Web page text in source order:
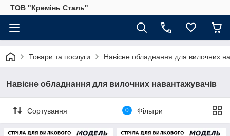
ТОВ "Кремінь Сталь"
Товари та послуги Навісне обладнання для вилочних
Навісне обладнання для вилочних навантажувачів
Сортування 0 Фільтри